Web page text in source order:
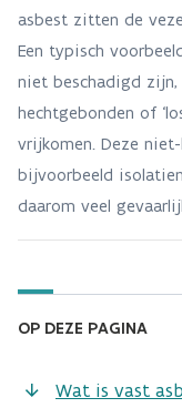
asbest zitten de
Een typisch
niet beschadigd
hechtgebonden of
vrijkomen. Deze
bijvoorbeeld
daarom veel
OP DEZE PAGINA
Wat is vast